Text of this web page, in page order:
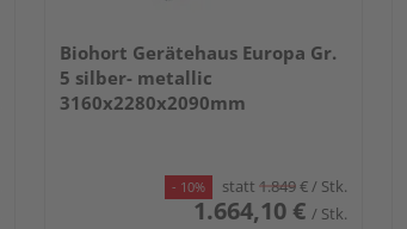
Biohort Gerätehaus Europa Gr.
5 silber- metallic
3160x2280x2090mm
- 10% statt 1.849€/ Stk.
1.664,10 € / Stk.